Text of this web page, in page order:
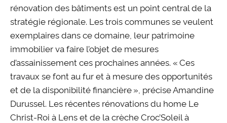
rénovation des bâtiments est un point central de la
stratégie régionale. Les trois communes se veulent
exemplaires dans ce domaine, leur patrimoine
immobilier va faire l’objet de mesures
d’assainissement ces prochaines années. « Ces
travaux se font au fur et à mesure des opportunités
et de la disponibilité financière », précise Amandine
Durussel. Les récentes rénovations du home Le
Christ-Roi à Lens et de la crèche Croc’Soleil à